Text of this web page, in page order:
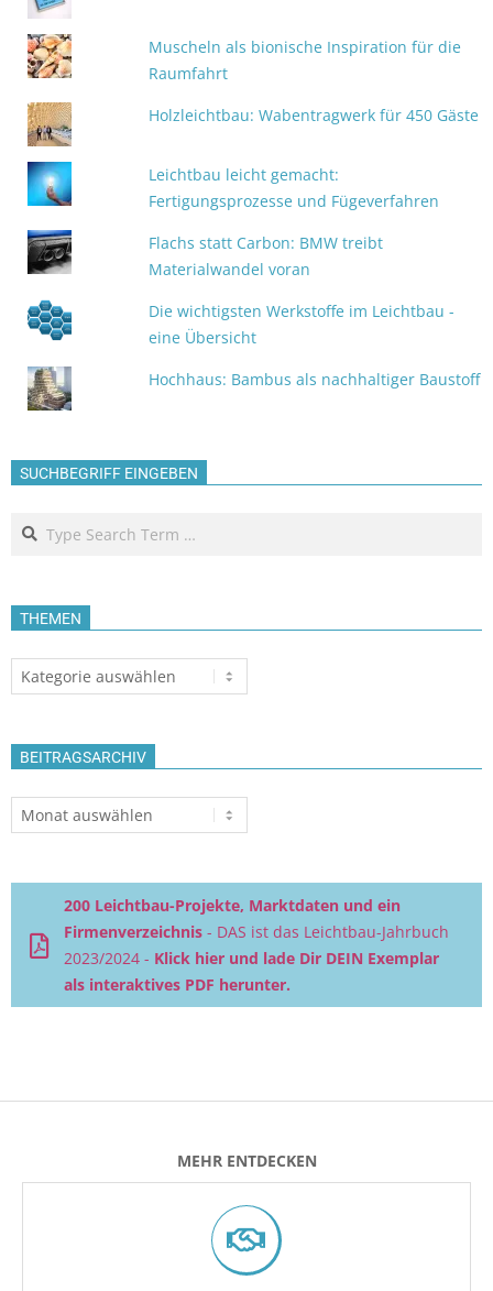
Muscheln als bionische Inspiration für die
Raumfahrt
Holzleichtbau: Wabentragwerk für 450 Gäste
Leichtbau leicht gemacht:
Fertigungsprozesse und Fügeverfahren
Flachs statt Carbon: BMW treibt
Materialwandel voran
Die wichtigsten Werkstoffe im Leichtbau -
eine Übersicht
Hochhaus: Bambus als nachhaltiger Baustoff
SUCHBEGRIFF EINGEBEN
Search
THEMEN
Themen
BEITRAGSARCHIV
Beitragsarchiv
200 Leichtbau-Projekte, Marktdaten und ein
Firmenverzeichnis - DAS ist das Leichtbau-Jahrbuch
2023/2024 - Klick hier und lade Dir DEIN Exemplar
als interaktives PDF herunter.
MEHR ENTDECKEN